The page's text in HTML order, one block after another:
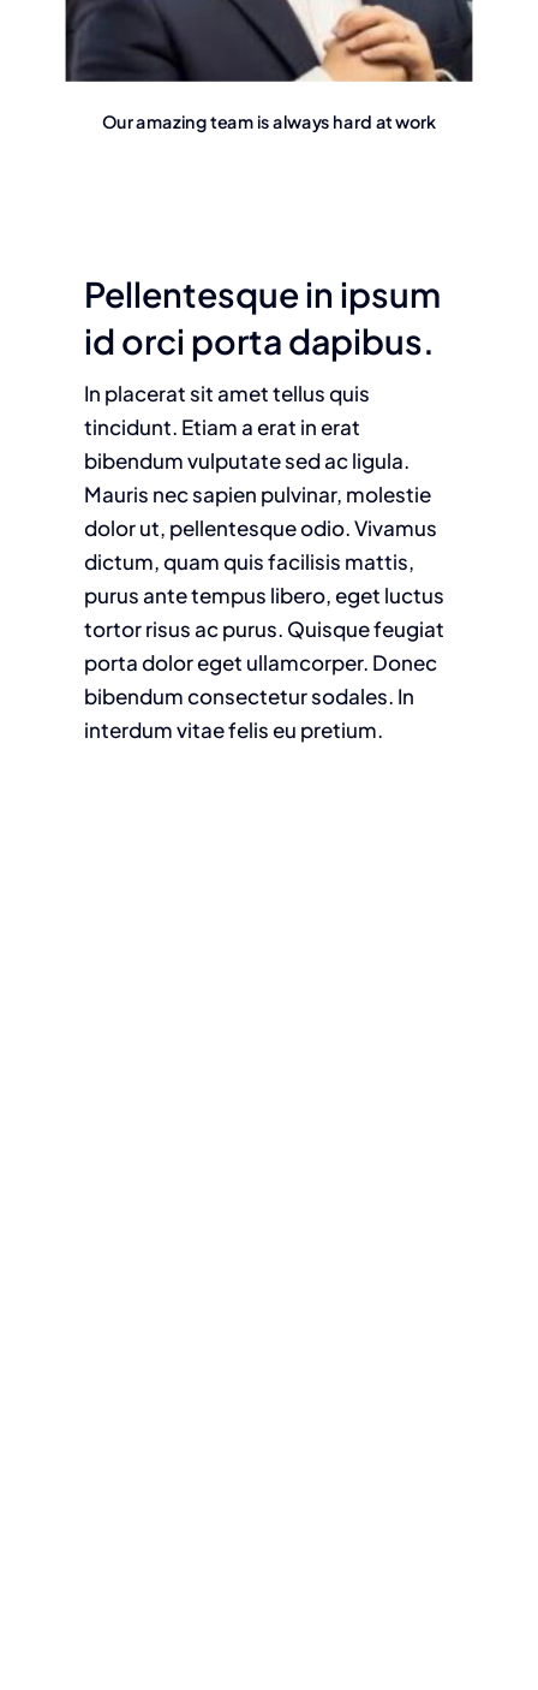
Our amazing team is always hard at work
Pellentesque in ipsum
id orci porta dapibus.
In placerat sit amet tellus quis
tincidunt. Etiam a erat in erat
bibendum vulputate sed ac ligula.
Mauris nec sapien pulvinar, molestie
dolor ut, pellentesque odio. Vivamus
dictum, quam quis facilisis mattis,
purus ante tempus libero, eget luctus
tortor risus ac purus. Quisque feugiat
porta dolor eget ullamcorper. Donec
bibendum consectetur sodales. In
interdum vitae felis eu pretium.